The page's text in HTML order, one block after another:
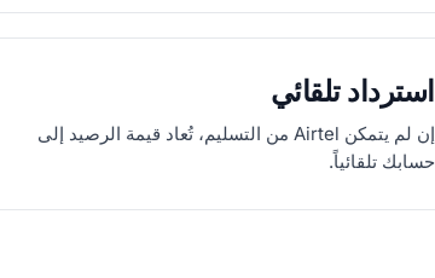
استرداد تلقائي
إن لم يتمكن Airtel من التسليم، تُعاد قيمة الرصيد إلى
حسابك تلقائياً.